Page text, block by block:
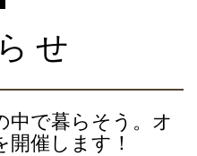
せ
中で暮らそう。オ
催します！